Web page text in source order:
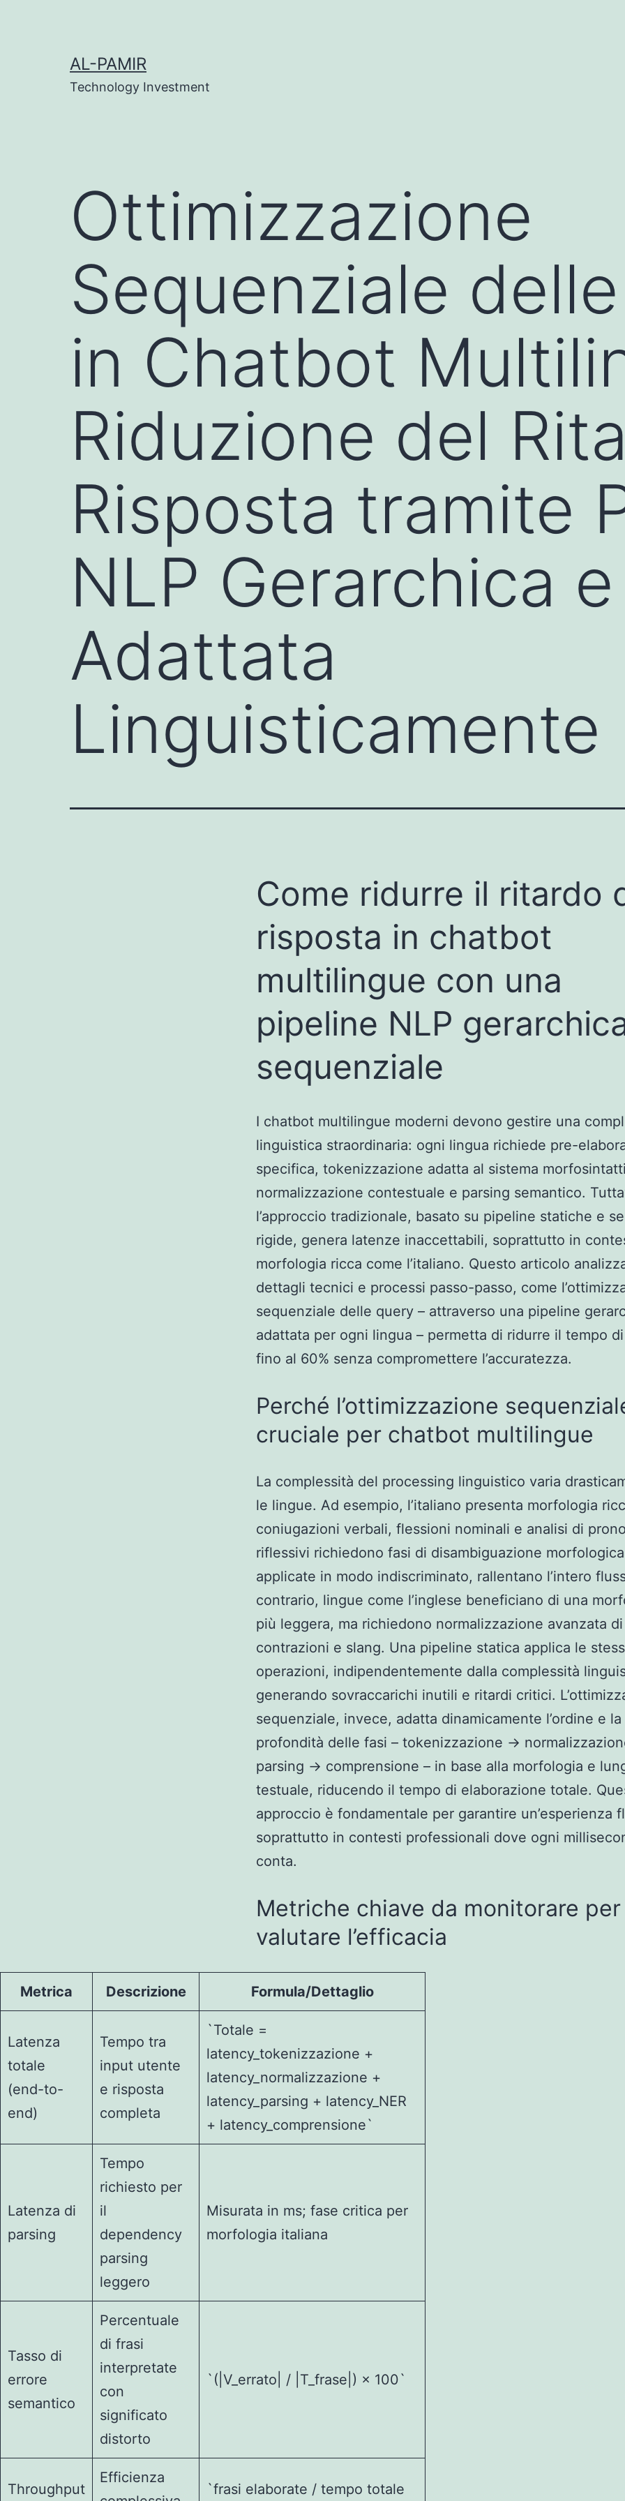
AL-PAMIR
Technology Investment
Ottimizzazione
Sequenziale
in Chatbot
Riduzione del
Risposta tramite
NLP Gerarchica e
Adattata
Linguisticamente
Come ridurre il ritardo
risposta in chatbot
multilingue con una
pipeline NLP
sequenziale
I chatbot multilingue moderni devono gestire una
linguistica straordinaria: ogni lingua richiede pre-
specifica, tokenizzazione adatta al sistema
normalizzazione contestuale e parsing semantico.
l’approccio tradizionale, basato su pipeline statiche e
rigide, genera latenze inaccettabili, soprattutto in
morfologia ricca come l’italiano. Questo articolo
dettagli tecnici e processi passo-passo, come
sequenziale delle query – attraverso una pipeline
adattata per ogni lingua – permetta di ridurre il tempo
fino al 60% senza compromettere l’accuratezza.
Perché l’ottimizzazione
cruciale per chatbot multilingue
La complessità del processing linguistico varia
le lingue. Ad esempio, l’italiano presenta morfologia
coniugazioni verbali, flessioni nominali e analisi di
riflessivi richiedono fasi di disambiguazione
applicate in modo indiscriminato, rallentano l’intero
contrario, lingue come l’inglese beneficiano di una
più leggera, ma richiedono normalizzazione avanzata di
contrazioni e slang. Una pipeline statica applica le
operazioni, indipendentemente dalla complessità
generando sovraccarichi inutili e ritardi critici.
sequenziale, invece, adatta dinamicamente l’ordine e la
profondità delle fasi – tokenizzazione →
parsing → comprensione – in base alla morfologia e
testuale, riducendo il tempo di elaborazione totale.
approccio è fondamentale per garantire un’esperienza
soprattutto in contesti professionali dove ogni
conta.
Metriche chiave da monitorare per
valutare l’efficacia
Metrica Descrizione Formula/Dettaglio
Latenza
totale
(end-to-
end)
Tempo tra
input utente
e risposta
completa
`Totale =
latency_tokenizzazione +
latency_normalizzazione +
latency_parsing + latency_NER
+ latency_comprensione`
Latenza di
parsing
Tempo
richiesto per
il
dependency
parsing
leggero
Misurata in ms; fase critica per
morfologia italiana
Tasso di
errore
semantico
Percentuale
di frasi
interpretate
con
significato
distorto
`(|V_errato| / |T_frase|) × 100`
Throughput
Efficienza
`frasi elaborate / tempo totale